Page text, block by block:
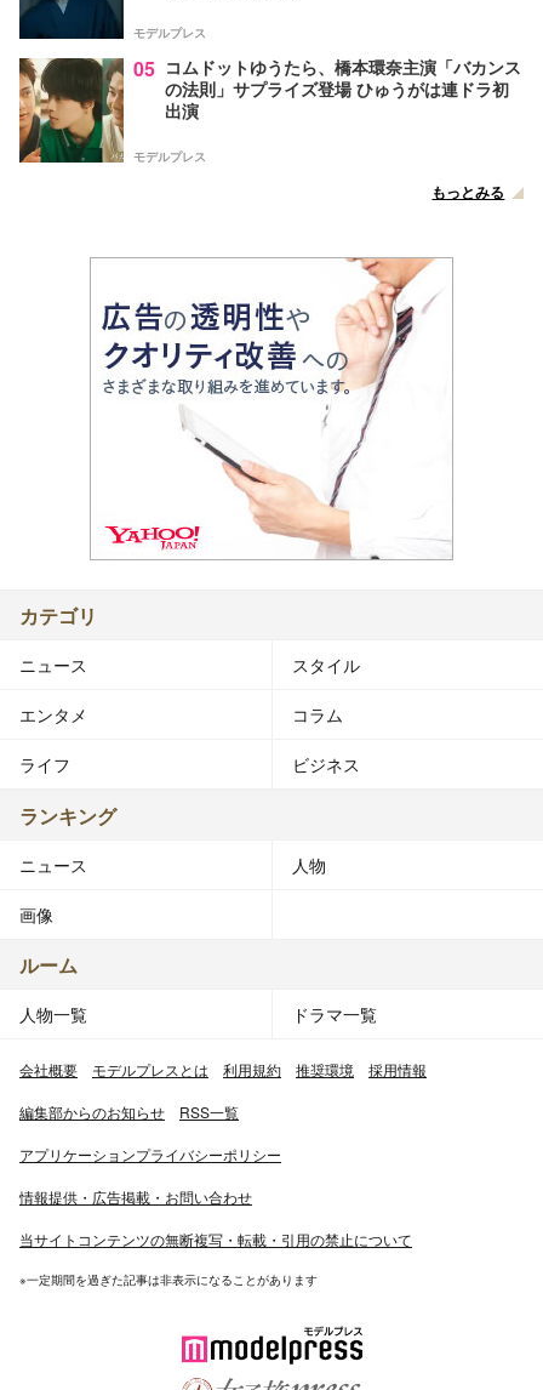
モデルプレス
05 コムドットゆうたら、橋本環奈主演「バカンス
の法則」サプライズ登場 ひゅうがは連ドラ初
出演
モデルプレス
もっとみる
カテゴリ
ニュース スタイル
エンタメ コラム
ライフ ビジネス
ランキング
ニュース 人物
画像
ルーム
人物一覧 ドラマ一覧
会社概要 モデルプレスとは 利用規約 推奨環境 採用情報
編集部からのお知らせ RSS一覧
アプリケーションプライバシーポリシー
情報提供・広告掲載・お問い合わせ
当サイトコンテンツの無断複写・転載・引用の禁止について
※一定期間を過ぎた記事は非表示になることがあります